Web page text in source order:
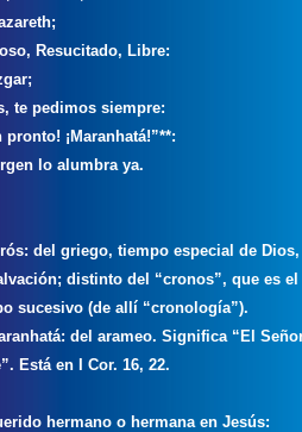
Resucitado, Libre:
te pedimos siempre:
pronto! ¡Maranhatá!”**:
lo alumbra ya.
del griego, tiempo especial de Dios,
distinto del “cronos”, que es el
sucesivo (de allí “cronología”).
del arameo. Significa “El
Está en I Cor. 16, 22.
hermano o hermana en Jesús: